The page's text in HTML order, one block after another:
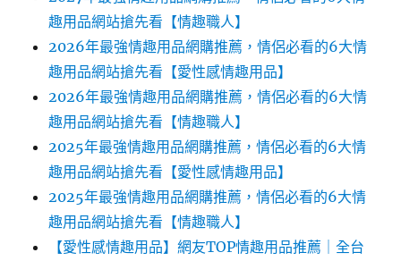
趣用品網站搶先看【情趣職人】
2026年最強情趣用品網購推薦，情侶必看的6大情
趣用品網站搶先看【愛性感情趣用品】
2026年最強情趣用品網購推薦，情侶必看的6大情
趣用品網站搶先看【情趣職人】
2025年最強情趣用品網購推薦，情侶必看的6大情
趣用品網站搶先看【愛性感情趣用品】
2025年最強情趣用品網購推薦，情侶必看的6大情
趣用品網站搶先看【情趣職人】
【愛性感情趣用品】網友TOP情趣用品推薦｜全台